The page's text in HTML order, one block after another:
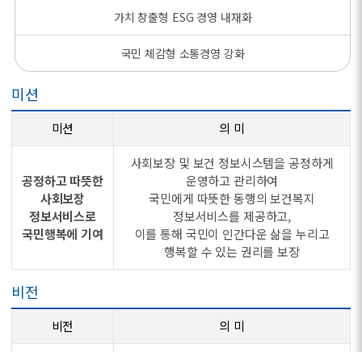
가치 창출형 ESG 경영 내재화
국민 체감형 소통경영 강화
미션
미션 의 미
공정하고 따뜻한
사회보장
정보서비스로
국민행복에 기여
사회보장 및 보건 정보시스템을 공정하게
운영하고 관리하여
국민에게 따뜻한 동행의 보건복지
정보서비스를 제공하고,
이를 통해 국민이 인간다운 삶을 누리고
행복할 수 있는 권리를 보장
비전
비전 의 미